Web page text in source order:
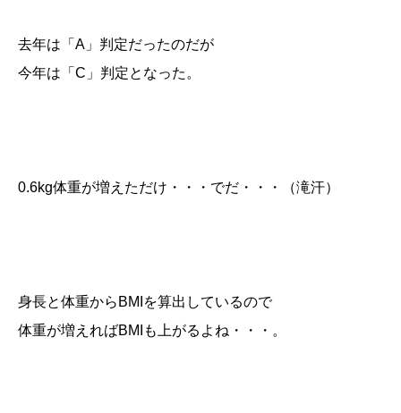
去年は「A」判定だったのだが
今年は「C」判定となった。
0.6kg体重が増えただけ・・・でだ・・・（滝汗）
身長と体重からBMIを算出しているので
体重が増えればBMIも上がるよね・・・。